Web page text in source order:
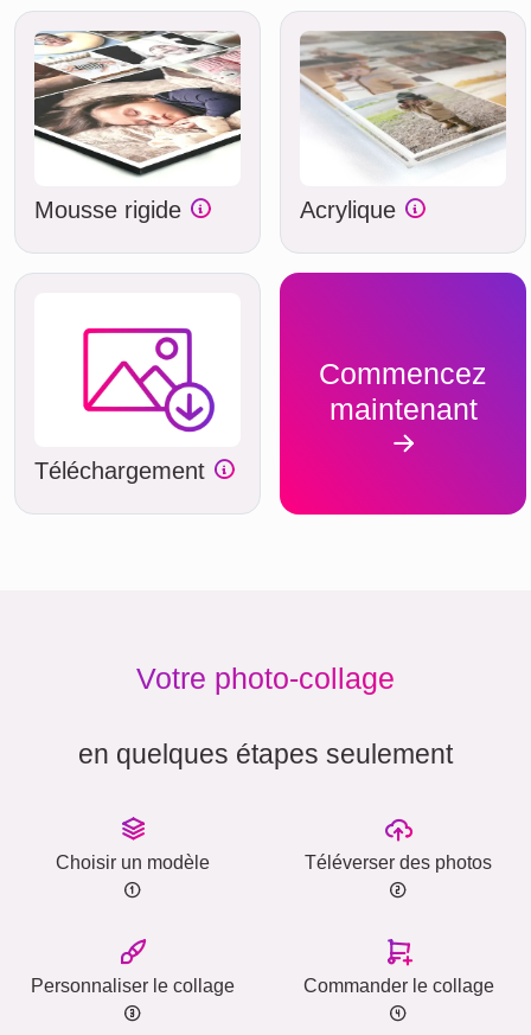
Mousse rigide Acrylique
Téléchargement
Commencez
maintenant
Votre photo-collage
en quelques étapes seulement
Choisir un modèle Téléverser des photos
Personnaliser le collage Commander le collage